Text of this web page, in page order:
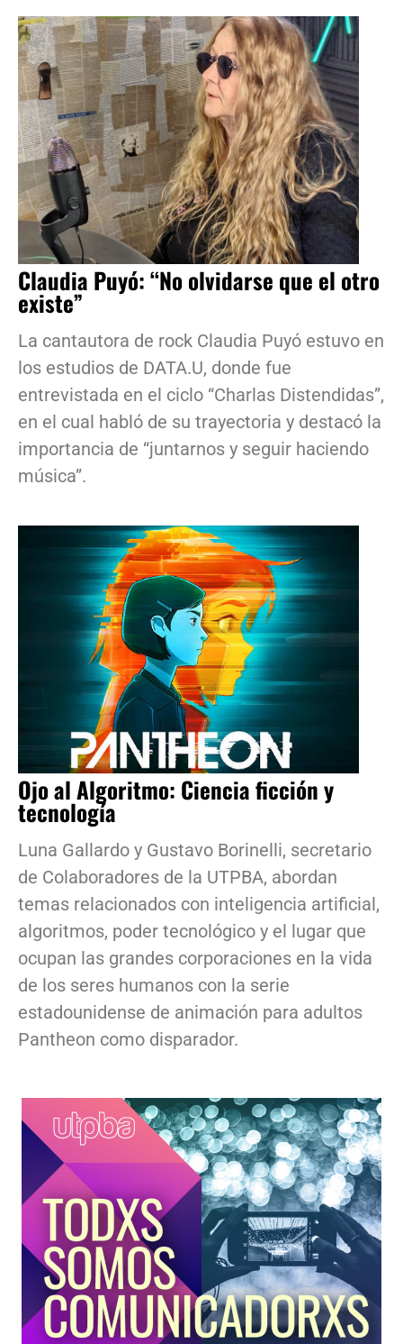
Claudia Puyó: “No olvidarse que el otro
existe”
La cantautora de rock Claudia Puyó estuvo en
los estudios de DATA.U, donde fue
entrevistada en el ciclo “Charlas Distendidas”,
en el cual habló de su trayectoria y destacó la
importancia de “juntarnos y seguir haciendo
música”.
Ojo al Algoritmo: Ciencia ficción y
tecnología
Luna Gallardo y Gustavo Borinelli, secretario
de Colaboradores de la UTPBA, abordan
temas relacionados con inteligencia artificial,
algoritmos, poder tecnológico y el lugar que
ocupan las grandes corporaciones en la vida
de los seres humanos con la serie
estadounidense de animación para adultos
Pantheon como disparador.